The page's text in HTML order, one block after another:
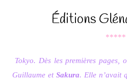
Éditions
*****
Tokyo. Dès les premières
Guillaume et Sakura. Elle n’avait